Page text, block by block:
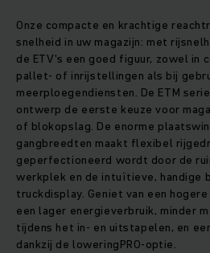
Onze compacte en krachtige
snelheid in uw magazijn: met
de ETV's een goed figuur, zowel in
pallet- of inrijstellingen als bij
meerploegendiensten. De ETM
ontwerp de eerste keuze voor
of blokopslag. De enorme
gangbreedten maakt flexibel
geperfectioneerd wordt door de
werkplek en de intuïtieve, handige
truckdisplay. Geniet van een
een lager energieverbruik, minder
tijdens het in- en uitstapelen, en
dankzij de loweringPRO-optie.